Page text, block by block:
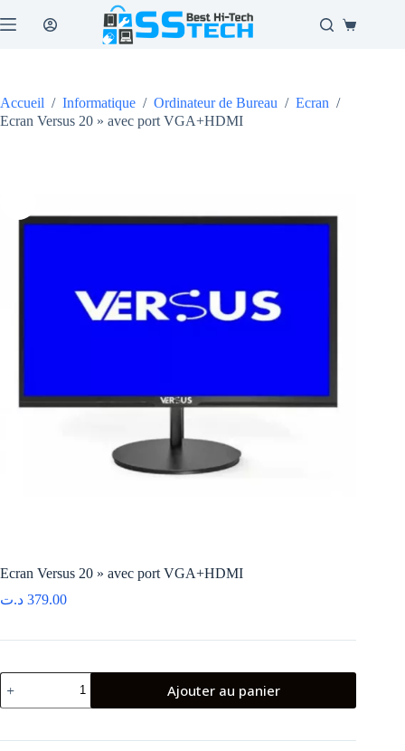
au
Panier
Accueil / Informatique / Ordinateur de Bureau / Ecran /
Ecran Versus 20 » avec port VGA+HDMI
Ecran Versus 20 » avec port VGA+HDMI
379.00 د.ت
quantité
de
Ecran
20''
Ajouter au panier